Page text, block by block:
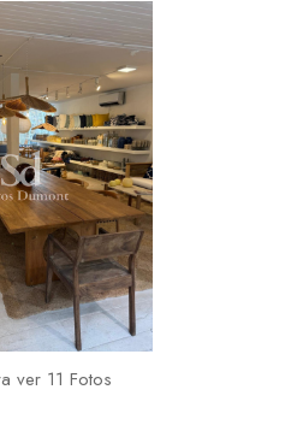
ver 11 Fotos